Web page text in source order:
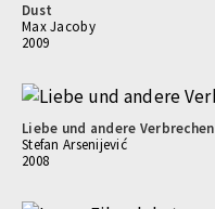
Dust
Max Jacoby
2009
Liebe und andere Verbrechen
Stefan Arsenijević
2008